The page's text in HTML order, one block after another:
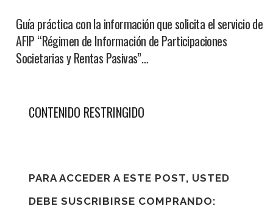
Guía práctica con la información que solicita el servicio de
AFIP “Régimen de Información de Participaciones
Societarias y Rentas Pasivas”…
CONTENIDO RESTRINGIDO
PARA ACCEDER A ESTE POST, USTED
DEBE SUSCRIBIRSE COMPRANDO: